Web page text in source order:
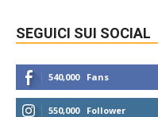
SEGUICI SUI SOCIAL
540,000 Fans
550,000 Follower